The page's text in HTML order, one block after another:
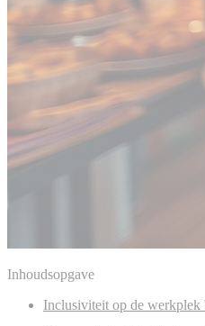
Inhoudsopgave
Inclusiviteit op de werkplek